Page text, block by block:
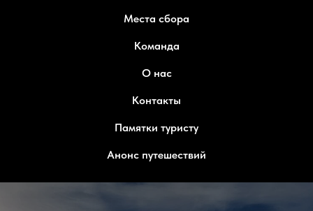
Места сбора
Команда
О нас
Контакты
Памятки туристу
Анонс путешествий